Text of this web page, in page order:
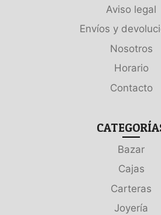
Aviso legal
Envíos y
Nosotros
Horario
Contacto
Bazar
Cajas
Carteras
Joyería